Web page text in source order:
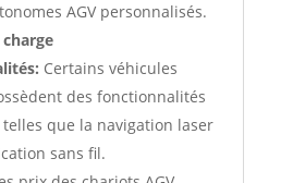
AGV personnalisés.
Certains véhicules
des fonctionnalités
telles que la navigation laser
sans fil.